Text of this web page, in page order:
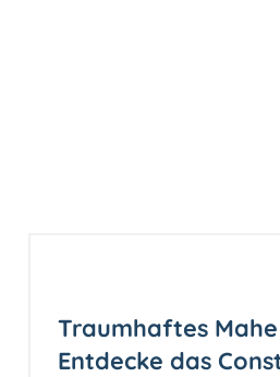
Traumhaftes
Entdecke das